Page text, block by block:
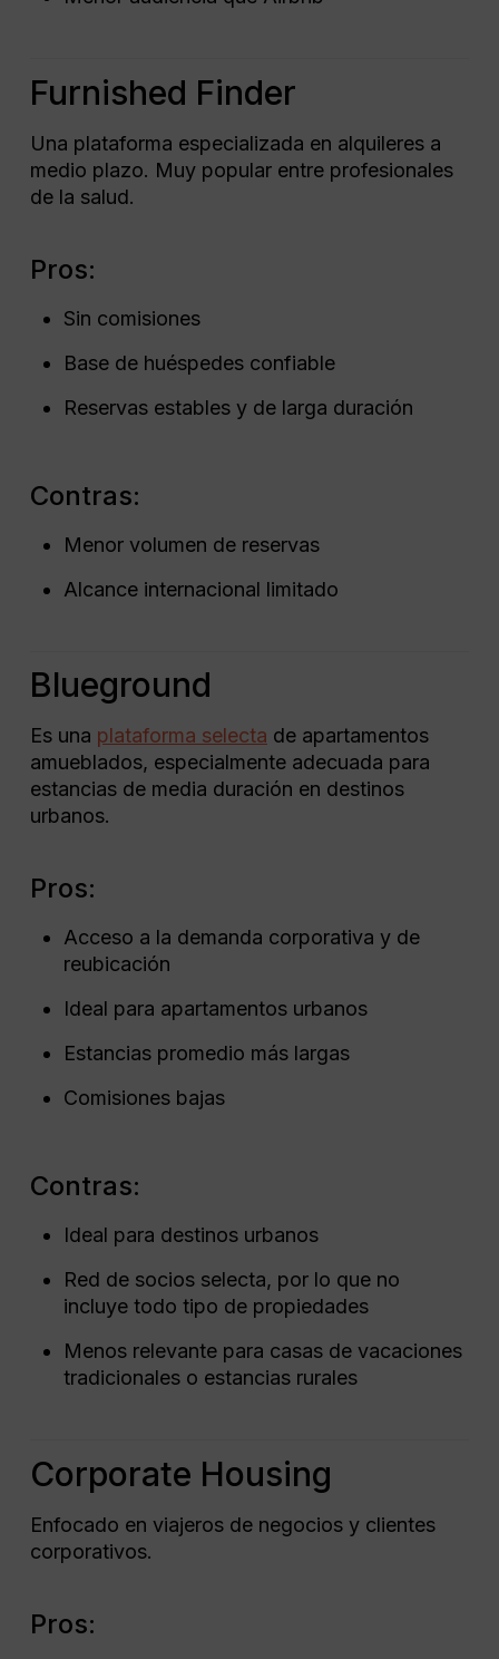
Furnished Finder
Una plataforma especializada en alquileres a
medio plazo. Muy popular entre profesionales
de la salud.
Pros:
Sin comisiones
Base de huéspedes confiable
Reservas estables y de larga duración
Contras:
Menor volumen de reservas
Alcance internacional limitado
Blueground
Es una plataforma selecta de apartamentos
amueblados, especialmente adecuada para
estancias de media duración en destinos
urbanos.
Pros:
Acceso a la demanda corporativa y de
reubicación
Ideal para apartamentos urbanos
Estancias promedio más largas
Comisiones bajas
Contras:
Ideal para destinos urbanos
Red de socios selecta, por lo que no
incluye todo tipo de propiedades
Menos relevante para casas de vacaciones
tradicionales o estancias rurales
Corporate Housing
Enfocado en viajeros de negocios y clientes
corporativos.
Pros: